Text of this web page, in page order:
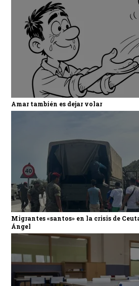
Amar también es dejar volar
Migrantes «santos» en la crisis de
Ángel